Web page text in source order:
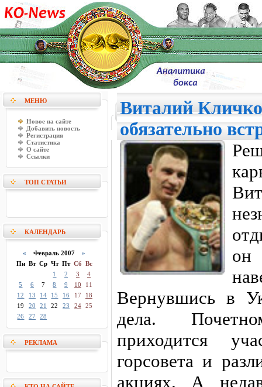
МЕНЮ
Новое на сайте
Добавить новость
Регистрация
Статистика
О сайте
Ссылки
ТОП СТАТЬИ
КАЛЕНДАРЬ
« Февраль 2007»
Пн Вт Ср Чт Пт Сб Вс
1
2 3
4
5
6 7 8 9 10
11
12
13 14 15 16 17
18
19
20 21 22 23 24 25
26
27 28
РЕКЛАМА
Виталий
обязательно
он
Вернувшись в
дела.
приходится
горсовета и
акциях. А